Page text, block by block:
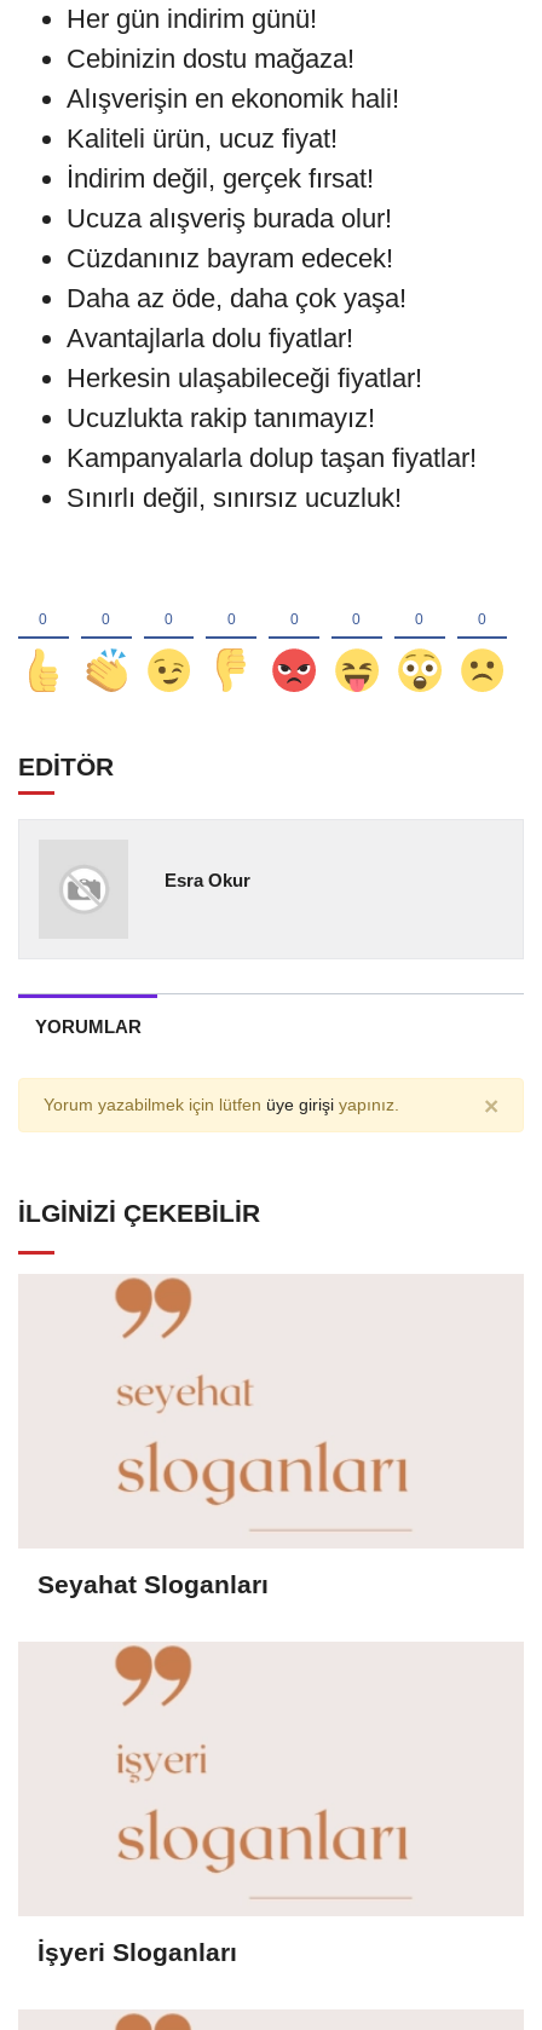
Her gün indirim günü!
Cebinizin dostu mağaza!
Alışverişin en ekonomik hali!
Kaliteli ürün, ucuz fiyat!
İndirim değil, gerçek fırsat!
Ucuza alışveriş burada olur!
Cüzdanınız bayram edecek!
Daha az öde, daha çok yaşa!
Avantajlarla dolu fiyatlar!
Herkesin ulaşabileceği fiyatlar!
Ucuzlukta rakip tanımayız!
Kampanyalarla dolup taşan fiyatlar!
Sınırlı değil, sınırsız ucuzluk!
EDİTÖR
Esra Okur
YORUMLAR
Yorum yazabilmek için lütfen üye girişi yapınız. ×
İLGINIZI ÇEKEBILIR
Seyahat Sloganları
İşyeri Sloganları